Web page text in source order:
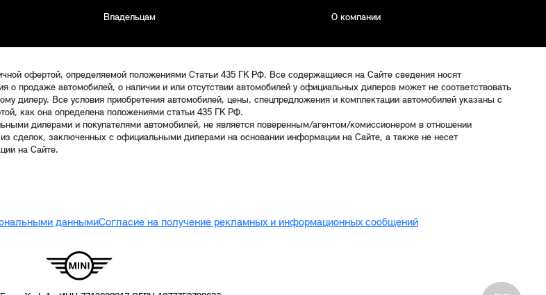
Владельцам О компании
офертой, определяемой положениями Статьи 435 ГК РФ. Все содержащиеся на Сайте сведения носят
продаже автомобилей, о наличии и или отсутствии автомобилей у официальных дилеров может не соответствовать
дилеру. Все условия приобретения автомобилей, цены, спецпредложения и комплектации автомобилей указаны с
как она определена положениями статьи 435 ГК РФ.
дилерами и покупателями автомобилей, не является поверенным/агентом/комиссионером в отношении
сделок, заключенных с официальными дилерами на основании информации на Сайте, а также не несет
на Сайте.
даннымиСогласие на получение рекламных и информационных сообщений